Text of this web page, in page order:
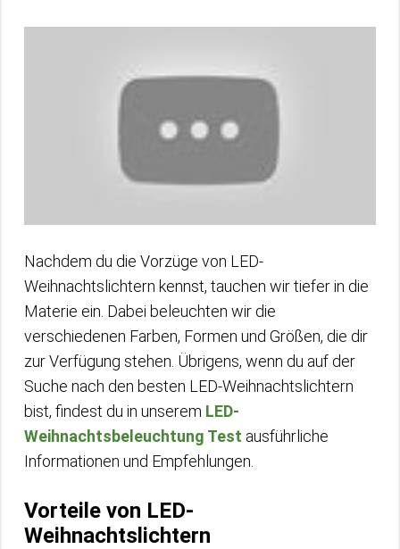
Nachdem du die Vorzüge von LED-
Weihnachtslichtern kennst, tauchen wir tiefer in die
Materie ein. Dabei beleuchten wir die
verschiedenen Farben, Formen und Größen, die dir
zur Verfügung stehen. Übrigens, wenn du auf der
Suche nach den besten LED-Weihnachtslichtern
bist, findest du in unserem LED-
Weihnachtsbeleuchtung Test ausführliche
Informationen und Empfehlungen.
Vorteile von LED-
Weihnachtslichtern